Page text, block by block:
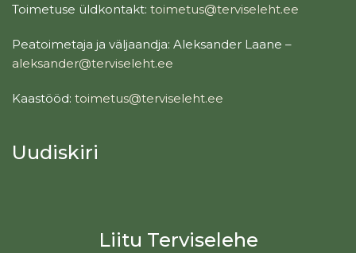
Toimetuse üldkontakt: toimetus@terviseleht.ee
Peatoimetaja ja väljaandja: Aleksander Laane –
aleksander@terviseleht.ee
Kaastööd: toimetus@terviseleht.ee
Uudiskiri
Liitu Terviselehe